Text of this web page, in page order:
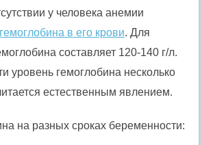
у человека анемии
в его крови. Для
составляет 120-140 г/л.
уровень гемоглобина несколько
естественным явлением.
на разных сроках беременности: